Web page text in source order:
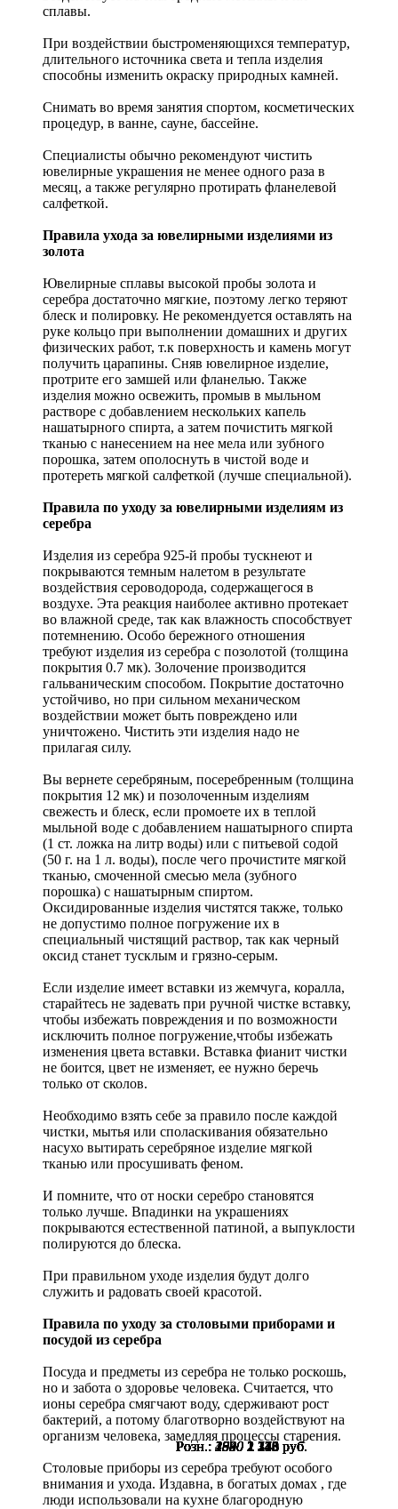
Розн.: 2840 2 130 руб.
Розн.: 2840 2 130 руб.
Розн.: 2990 2 243 руб.
Розн.: 2990 2 243 руб.
Розн.: 3620 2 715 руб.
Розн.: 4500 2 340 руб.
Розн.: 1530 1 148 руб.
Розн.: 1530 1 148 руб.
Розн.: 1530 1 148 руб.
Розн.: 1830 1 373 руб.
Розн.: 1830 1 373 руб.
сплавы.
При воздействии быстроменяющихся температур,
длительного источника света и тепла изделия
способны изменить окраску природных камней.
Снимать во время занятия спортом, косметических
процедур, в ванне, сауне, бассейне.
Специалисты обычно рекомендуют чистить
ювелирные украшения не менее одного раза в
месяц, а также регулярно протирать фланелевой
салфеткой.
Правила ухода за ювелирными изделиями из
золота
Ювелирные сплавы высокой пробы золота и
серебра достаточно мягкие, поэтому легко теряют
блеск и полировку. Не рекомендуется оставлять на
руке кольцо при выполнении домашних и других
физических работ, т.к поверхность и камень могут
получить царапины. Сняв ювелирное изделие,
протрите его замшей или фланелью. Также
изделия можно освежить, промыв в мыльном
растворе с добавлением нескольких капель
нашатырного спирта, а затем почистить мягкой
тканью с нанесением на нее мела или зубного
порошка, затем ополоснуть в чистой воде и
протереть мягкой салфеткой (лучше специальной).
Правила по уходу за ювелирными изделиям из
серебра
Изделия из серебра 925-й пробы тускнеют и
покрываются темным налетом в результате
воздействия сероводорода, содержащегося в
воздухе. Эта реакция наиболее активно протекает
во влажной среде, так как влажность способствует
потемнению. Особо бережного отношения
требуют изделия из серебра с позолотой (толщина
покрытия 0.7 мк). Золочение производится
гальваническим способом. Покрытие достаточно
устойчиво, но при сильном механическом
воздействии может быть повреждено или
уничтожено. Чистить эти изделия надо не
прилагая силу.
Вы вернете серебряным, посеребренным (толщина
покрытия 12 мк) и позолоченным изделиям
свежесть и блеск, если промоете их в теплой
мыльной воде с добавлением нашатырного спирта
(1 ст. ложка на литр воды) или с питьевой содой
(50 г. на 1 л. воды), после чего прочистите мягкой
тканью, смоченной смесью мела (зубного
порошка) с нашатырным спиртом.
Оксидированные изделия чистятся также, только
не допустимо полное погружение их в
специальный чистящий раствор, так как черный
оксид станет тусклым и грязно-серым.
Если изделие имеет вставки из жемчуга, коралла,
старайтесь не задевать при ручной чистке вставку,
чтобы избежать повреждения и по возможности
исключить полное погружение,чтобы избежать
изменения цвета вставки. Вставка фианит чистки
не боится, цвет не изменяет, ее нужно беречь
только от сколов.
Необходимо взять себе за правило после каждой
чистки, мытья или споласкивания обязательно
насухо вытирать серебряное изделие мягкой
тканью или просушивать феном.
И помните, что от носки серебро становятся
только лучше. Впадинки на украшениях
покрываются естественной патиной, а выпуклости
полируются до блеска.
При правильном уходе изделия будут долго
служить и радовать своей красотой.
Правила по уходу за столовыми приборами и
посудой из серебра
Посуда и предметы из серебра не только роскошь,
но и забота о здоровье человека. Считается, что
ионы серебра смягчают воду, сдерживают рост
бактерий, а потому благотворно воздействуют на
организм человека, замедляя процессы старения.
Столовые приборы из серебра требуют особого
внимания и ухода. Издавна, в богатых домах , где
люди использовали на кухне благородную